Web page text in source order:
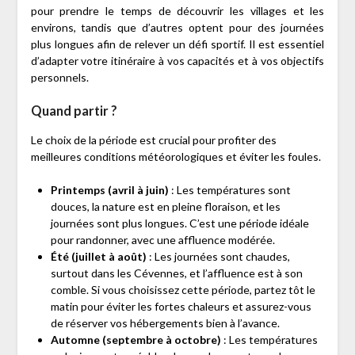
pour prendre le temps de découvrir les villages et les
environs, tandis que d’autres optent pour des journées
plus longues afin de relever un défi sportif. Il est essentiel
d’adapter votre itinéraire à vos capacités et à vos objectifs
personnels.
Quand partir ?
Le choix de la période est crucial pour profiter des
meilleures conditions météorologiques et éviter les foules.
Printemps (avril à juin) : Les températures sont
douces, la nature est en pleine floraison, et les
journées sont plus longues. C’est une période idéale
pour randonner, avec une affluence modérée.
Été (juillet à août) : Les journées sont chaudes,
surtout dans les Cévennes, et l’affluence est à son
comble. Si vous choisissez cette période, partez tôt le
matin pour éviter les fortes chaleurs et assurez-vous
de réserver vos hébergements bien à l’avance.
Automne (septembre à octobre) : Les températures